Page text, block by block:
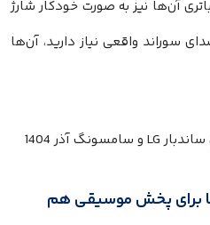
نیز به صورت خودکار شارژ
واقعی نیاز دارید، آن‌ها
پخش موسیقی هم